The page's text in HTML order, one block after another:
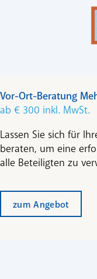
Vor-Ort-Beratung
ab € 300 inkl. MwSt.
Lassen Sie sich für
beraten, um eine
alle Beteiligten zu
zum Angebot